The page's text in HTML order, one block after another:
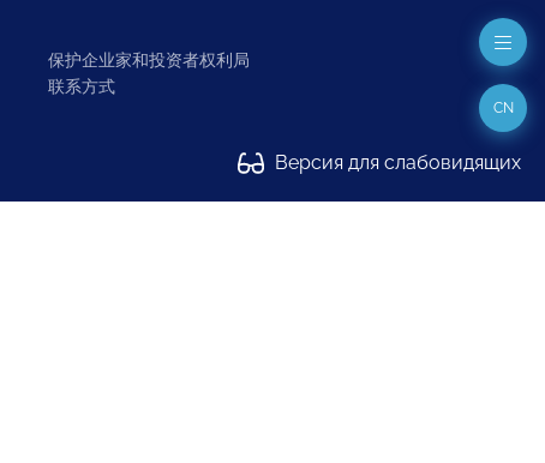
保护企业家和投资者权利局
联系方式
Версия для слабовидящих
CN